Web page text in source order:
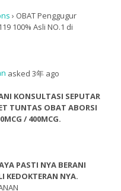
› OBAT Penggugur
100% Asli NO.1 di
asked 3年 ago
KONSULTASI SEPUTAR
TUNTAS OBAT ABORSI
/ 400MCG.
PASTI NYA BERANI
KEDOKTERAN NYA.